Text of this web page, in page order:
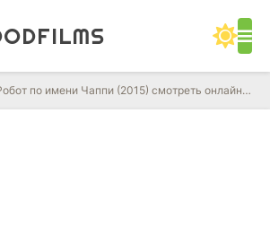
FILMS
по имени Чаппи (2015) смотреть онлайн фильм в HD качестве 720 - 1080 бесплатно